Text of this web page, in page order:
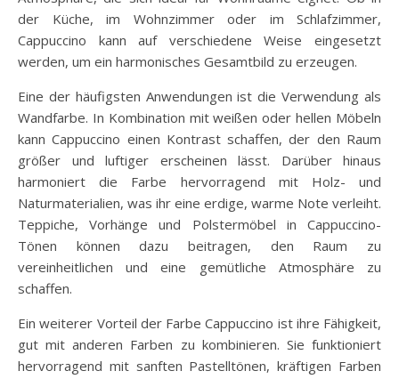
der Küche, im Wohnzimmer oder im Schlafzimmer,
Cappuccino kann auf verschiedene Weise eingesetzt
werden, um ein harmonisches Gesamtbild zu erzeugen.
Eine der häufigsten Anwendungen ist die Verwendung als
Wandfarbe. In Kombination mit weißen oder hellen Möbeln
kann Cappuccino einen Kontrast schaffen, der den Raum
größer und luftiger erscheinen lässt. Darüber hinaus
harmoniert die Farbe hervorragend mit Holz- und
Naturmaterialien, was ihr eine erdige, warme Note verleiht.
Teppiche, Vorhänge und Polstermöbel in Cappuccino-
Tönen können dazu beitragen, den Raum zu
vereinheitlichen und eine gemütliche Atmosphäre zu
schaffen.
Ein weiterer Vorteil der Farbe Cappuccino ist ihre Fähigkeit,
gut mit anderen Farben zu kombinieren. Sie funktioniert
hervorragend mit sanften Pastelltönen, kräftigen Farben